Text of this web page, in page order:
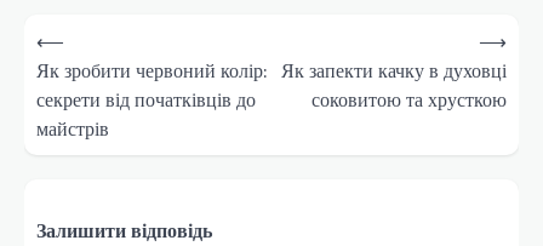
Навігація
записів
⟵
Як зробити червоний колір:
секрети від початківців до
майстрів
Як запекти качку в духовці
соковитою та хрусткою
⟶
Залишити відповідь